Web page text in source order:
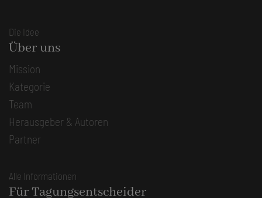
Die Idee
Über uns
Mission
Kategorie
Team
Herausgeber & Autoren
Partner
Alle Informationen
Für Tagungsentscheider